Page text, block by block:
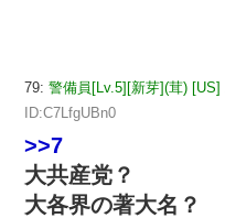
79: 警備員[Lv.5][新芽](茸) [US]
ID:C7LfgUBn0
>>7
大共産党？
大各界の著大名？